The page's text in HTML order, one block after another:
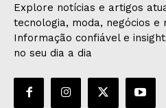
Explore notícias e artigos
tecnologia, moda, negócios e
Informação confiável e
no seu dia a dia